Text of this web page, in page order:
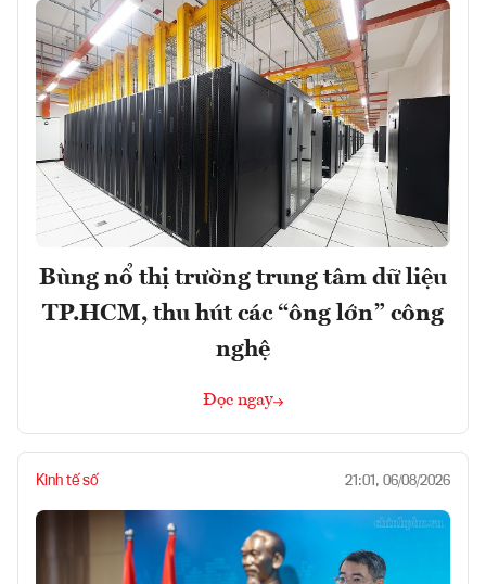
Bùng nổ thị trường trung tâm dữ liệu
TP.HCM, thu hút các “ông lớn” công
nghệ
Đọc ngay
Kinh tế số 21:01, 06/08/2026